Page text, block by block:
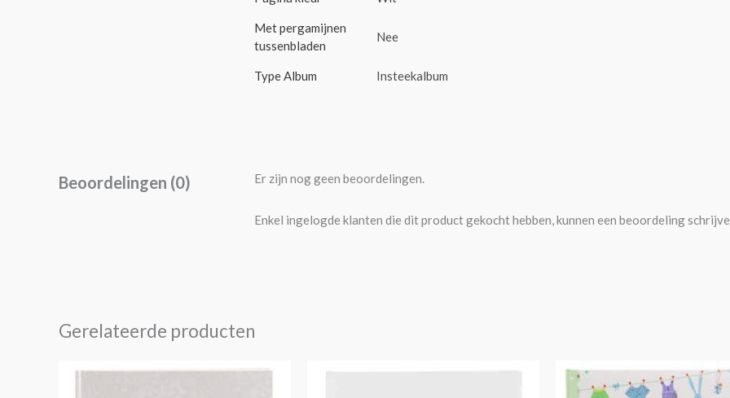
Met pergamijnen
tussenbladen
Nee
Type Album Insteekalbum
Beoordelingen (0) Er zijn nog geen beoordelingen.
Enkel ingelogde klanten die dit product gekocht hebben, kunnen een beoordeling
Gerelateerde producten